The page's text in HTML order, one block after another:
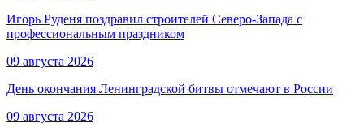
Игорь Руденя поздравил строителей Северо-Запада с
профессиональным праздником
09 августа 2026
День окончания Ленинградской битвы отмечают в России
09 августа 2026